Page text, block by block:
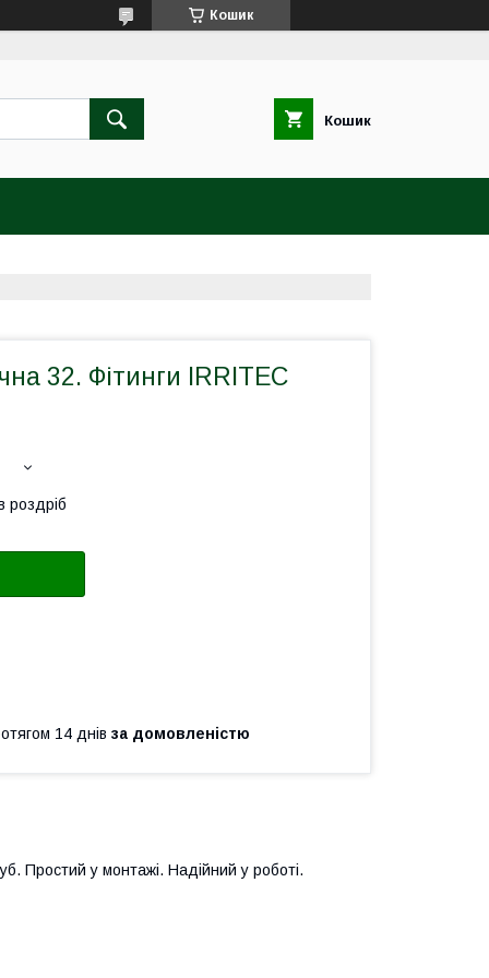
Кошик
Кошик
32. Фітинги IRRITEC
роздріб
14 днів за домовленістю
Простий у монтажі. Надійний у роботі.